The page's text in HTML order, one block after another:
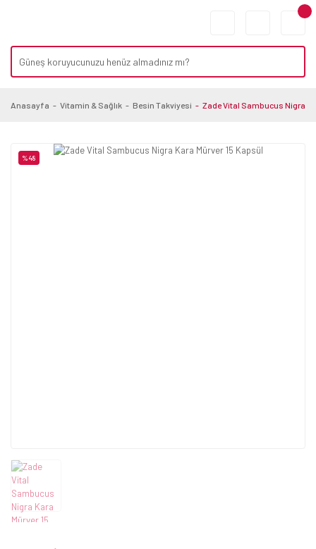
Anasayfa Vitamin & Sağlık Besin Takviyesi Zade Vital Sambucus Nigra
%48